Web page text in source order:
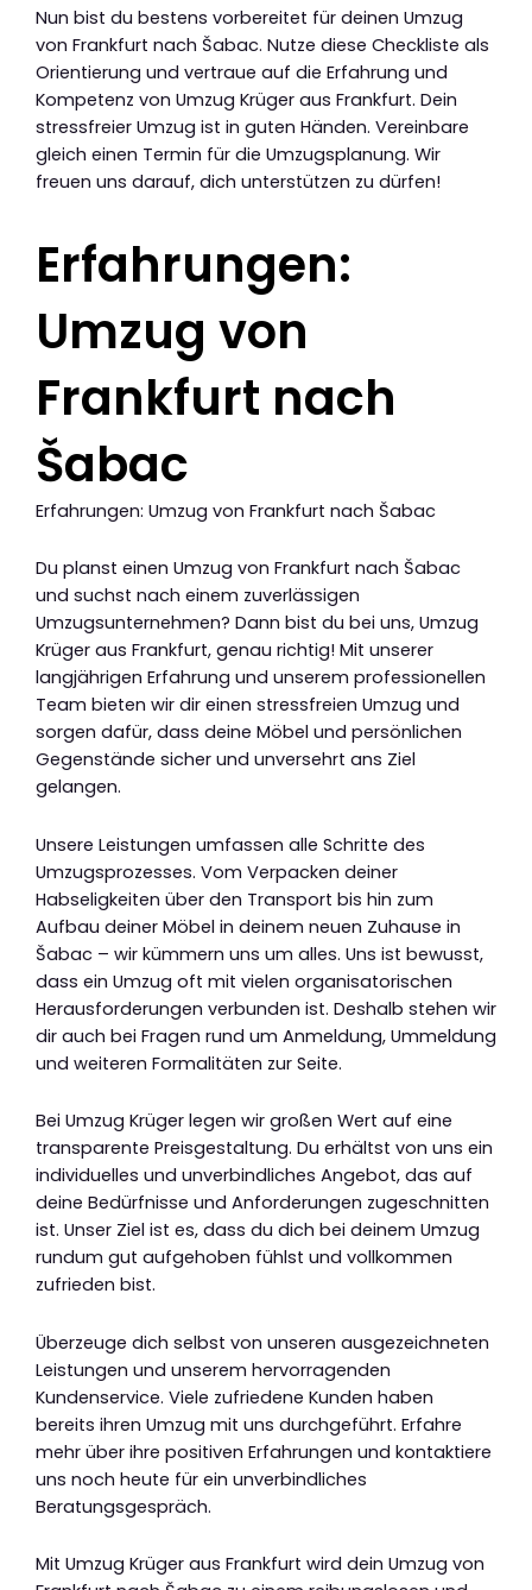
Nun bist du bestens vorbereitet für deinen Umzug
von Frankfurt nach Šabac. Nutze diese Checkliste als
Orientierung und vertraue auf die Erfahrung und
Kompetenz von Umzug Krüger aus Frankfurt. Dein
stressfreier Umzug ist in guten Händen. Vereinbare
gleich einen Termin für die Umzugsplanung. Wir
freuen uns darauf, dich unterstützen zu dürfen!
Erfahrungen:
Umzug von
Frankfurt nach
Šabac
Erfahrungen: Umzug von Frankfurt nach Šabac
Du planst einen Umzug von Frankfurt nach Šabac
und suchst nach einem zuverlässigen
Umzugsunternehmen? Dann bist du bei uns, Umzug
Krüger aus Frankfurt, genau richtig! Mit unserer
langjährigen Erfahrung und unserem professionellen
Team bieten wir dir einen stressfreien Umzug und
sorgen dafür, dass deine Möbel und persönlichen
Gegenstände sicher und unversehrt ans Ziel
gelangen.
Unsere Leistungen umfassen alle Schritte des
Umzugsprozesses. Vom Verpacken deiner
Habseligkeiten über den Transport bis hin zum
Aufbau deiner Möbel in deinem neuen Zuhause in
Šabac – wir kümmern uns um alles. Uns ist bewusst,
dass ein Umzug oft mit vielen organisatorischen
Herausforderungen verbunden ist. Deshalb stehen wir
dir auch bei Fragen rund um Anmeldung, Ummeldung
und weiteren Formalitäten zur Seite.
Bei Umzug Krüger legen wir großen Wert auf eine
transparente Preisgestaltung. Du erhältst von uns ein
individuelles und unverbindliches Angebot, das auf
deine Bedürfnisse und Anforderungen zugeschnitten
ist. Unser Ziel ist es, dass du dich bei deinem Umzug
rundum gut aufgehoben fühlst und vollkommen
zufrieden bist.
Überzeuge dich selbst von unseren ausgezeichneten
Leistungen und unserem hervorragenden
Kundenservice. Viele zufriedene Kunden haben
bereits ihren Umzug mit uns durchgeführt. Erfahre
mehr über ihre positiven Erfahrungen und kontaktiere
uns noch heute für ein unverbindliches
Beratungsgespräch.
Mit Umzug Krüger aus Frankfurt wird dein Umzug von